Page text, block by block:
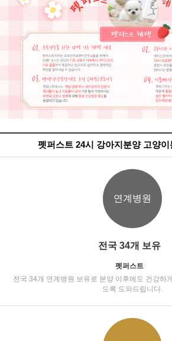
펫퍼스트 24시 강아지분양 고양이
연계병원
전국 34개 보유
펫퍼스트
전국 34개 연계병원 보유로 분양 이후에도 건강하
도록 도와드립니다.